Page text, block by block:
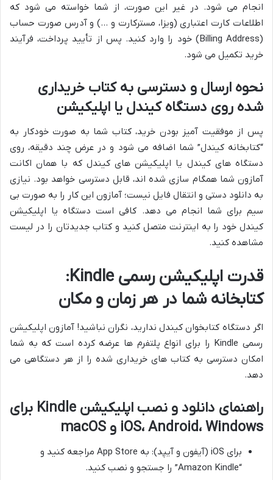
انجام می شود. در غیر این صورت، از شما خواسته می شود که
اطلاعات کارت اعتباری (ویزا، مسترکارت و …) و آدرس صورت حساب
(Billing Address) خود را وارد کنید. پس از تأیید پرداخت، فرآیند
خرید تکمیل می شود.
نحوه ارسال و دسترسی به کتاب خریداری
شده روی دستگاه کیندل یا اپلیکیشن
پس از موفقیت آمیز بودن خرید، کتاب شما به صورت خودکار به
“کتابخانه کیندل” شما اضافه می شود و در عرض چند دقیقه، روی
دستگاه های کیندل یا اپلیکیشن های کیندل که با همان اکانت
آمازون شما همگام سازی شده اند، قابل دسترسی خواهد بود. نیازی
به دانلود دستی و انتقال فایل نیست؛ آمازون این کار را به صورت بی
سیم برای شما انجام می دهد. کافی است دستگاه یا اپلیکیشن
کیندل خود را به اینترنت متصل کنید و کتاب جدیدتان را در لیست
مشاهده کنید.
قدرت اپلیکیشن رسمی Kindle:
کتابخانه شما در هر زمان و مکان
اگر دستگاه کتابخوان کیندل ندارید، نگران نباشید! آمازون اپلیکیشن
رسمی Kindle را برای انواع پلتفرم ها عرضه کرده است که به شما
امکان دسترسی به کتاب های خریداری شده را از هر دستگاهی می
دهد.
راهنمای دانلود و نصب اپلیکیشن Kindle برای
iOS، Android، Windows و macOS
برای iOS (آیفون و آیپد): به App Store مراجعه کنید و
“Amazon Kindle” را جستجو و نصب کنید.